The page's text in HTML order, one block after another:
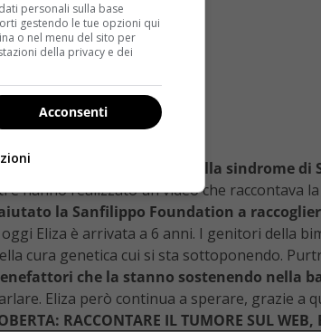
entro 100 giorni a causa della sindrome di
hanno realizzato un video che raccontava
la Sanfilippo Foundation a
Eliza è arrivata a 6 anni. I genitori della
cura genetica cui si sta sottoponendo.
che la stanno sostenendo nella
Eliza però continua a sperare, grazie a
RACCONTARE IL TUMORE SUL WEB,
personali sulla base
gestendo le tue opzioni qui
o nel menu del sito per
della privacy e dei
Acconsenti